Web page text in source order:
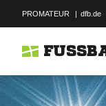
PROMATEUR | dfb.de